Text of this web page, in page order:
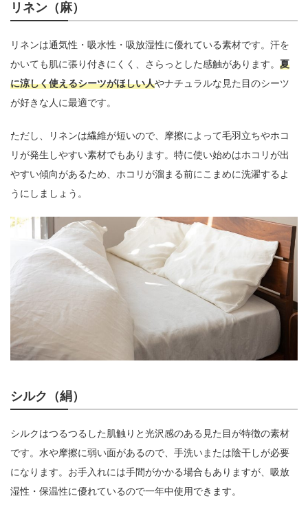
リネン（麻）
リネンは通気性・吸水性・吸放湿性に優れている素材です。汗を
かいても肌に張り付きにくく、さらっとした感触があります。 夏
に涼しく使えるシーツがほしい人やナチュラルな見た目のシーツ
が好きな人に最適です。
ただし、リネンは繊維が短いので、摩擦によって毛羽立ちやホコ
リが発生しやすい素材でもあります。特に使い始めはホコリが出
やすい傾向があるため、ホコリが溜まる前にこまめに洗濯するよ
うにしましょう。
シルク（絹）
シルクはつるつるした肌触りと光沢感のある見た目が特徴の素材
です。水や摩擦に弱い面があるので、手洗いまたは陰干しが必要
になります。お手入れには手間がかかる場合もありますが、吸放
湿性・保温性に優れているので一年中使用できます。